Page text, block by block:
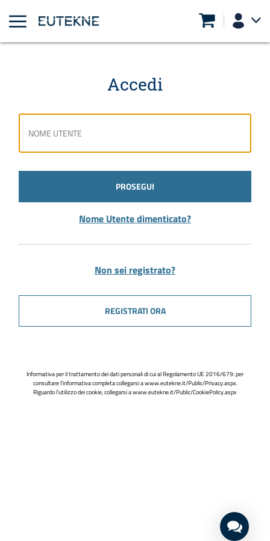
Accedi
PROSEGUI
Nome Utente dimenticato?
Non sei registrato?
REGISTRATI ORA
Informativa per il trattamento dei dati personali di cui al Regolamento UE 2016/679: per
consultare l'informativa completa collegarsi awww.eutekne.it/Public/Privacy.aspx.
Riguardo l'utilizzo dei cookie, collegarsi awww.eutekne.it/Public/CookiePolicy.aspx